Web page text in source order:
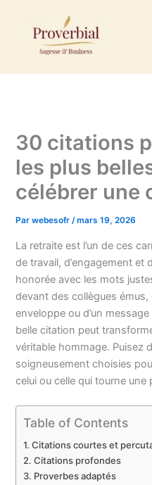
contenu
30 citations
les plus
célébrer une
Parwebesofr/mars 19, 2026
La retraite est l’un de ces
de travail, d’engagement et
honorée avec les mots
devant des collègues émus,
enveloppe ou d’un
belle citation peut
véritable hommage. Puisez
soigneusement choisies
celui ou celle qui tourne une
Table of Contents
Citations courtes et
Citations profondes
Proverbes adaptés